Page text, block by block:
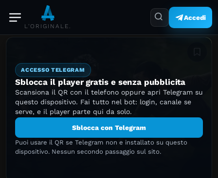
L'ORIGINALE.
Accedi
ACCESSO TELEGRAM
Sblocca il player gratis e senza pubblicita
Scansiona il QR con il telefono oppure apri Telegram su
questo dispositivo. Fai tutto nel bot: login, canale se
serve, e il player parte qui da solo.
Sblocca con Telegram
Puoi usare il QR se Telegram non e installato su questo
dispositivo. Nessun secondo passaggio sul sito.